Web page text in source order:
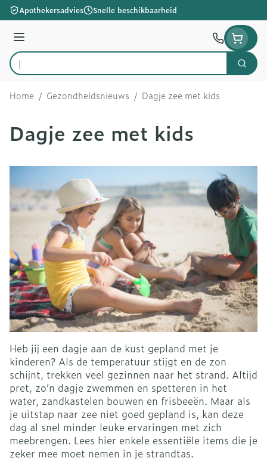
Ga naar de inhoud
Apothekersadvies Snelle beschikbaarheid
Menu
Product, merk, categorie...
Zoek
Home / Gezondheidsnieuws / Dagje zee met kids
Dagje zee met kids
Heb jij een dagje aan de kust gepland met je
kinderen? Als de temperatuur stijgt en de zon
schijnt, trekken veel gezinnen naar het strand. Altijd
pret, zo’n dagje zwemmen en spetteren in het
water, zandkastelen bouwen en frisbeeën. Maar als
je uitstap naar zee niet goed gepland is, kan deze
dag al snel minder leuke ervaringen met zich
meebrengen. Lees hier enkele essentiële items die je
zeker mee moet nemen in je strandtas.